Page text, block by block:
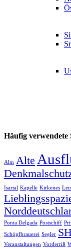
Häufig verwendete
Alm Alte
Isartal Kapelle Kirkenes
Ponta Delgada Postschiff
Schöpfbrauerei Segler
Veranstaltungen Vorderriß